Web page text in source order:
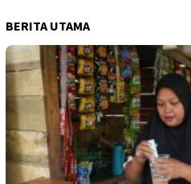
BERITA UTAMA